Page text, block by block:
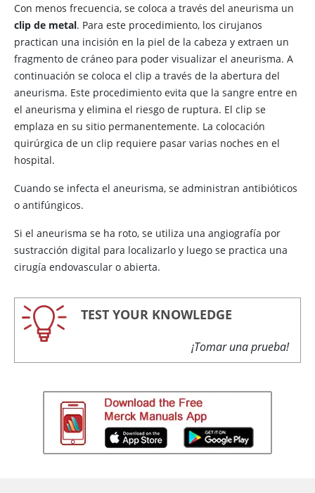
Con menos frecuencia, se coloca a través del aneurisma un
clip de metal. Para este procedimiento, los cirujanos
practican una incisión en la piel de la cabeza y extraen un
fragmento de cráneo para poder visualizar el aneurisma. A
continuación se coloca el clip a través de la abertura del
aneurisma. Este procedimiento evita que la sangre entre en
el aneurisma y elimina el riesgo de ruptura. El clip se
emplaza en su sitio permanentemente. La colocación
quirúrgica de un clip requiere pasar varias noches en el
hospital.
Cuando se infecta el aneurisma, se administran antibióticos
o antifúngicos.
Si el aneurisma se ha roto, se utiliza una angiografía por
sustracción digital para localizarlo y luego se practica una
cirugía endovascular o abierta.
TEST YOUR KNOWLEDGE
¡Tomar una prueba!